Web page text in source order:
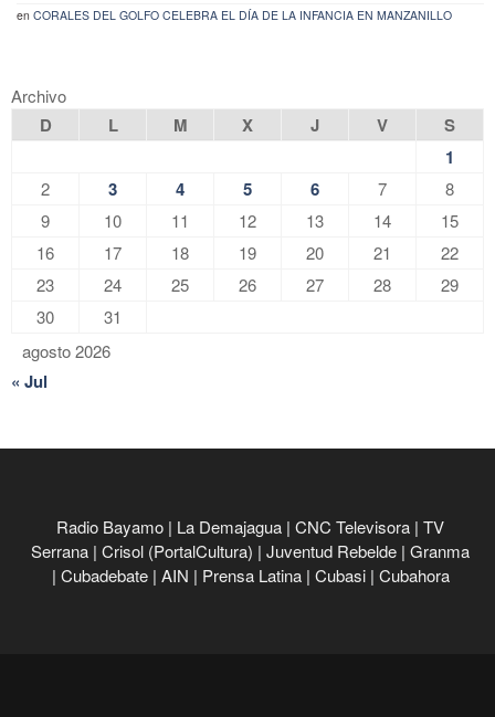
en CORALES DEL GOLFO CELEBRA EL DÍA DE LA INFANCIA EN MANZANILLO
Archivo
agosto 2026
D L M X J V
S
1
2 3 4 5 6 7
8
9
10 11 12 13 14
15
16
17 18 19 20 21
22
23
24 25 26 27 28
29
30
31
« Jul
Radio Bayamo | La Demajagua | CNC Televisora | TV
Serrana | Crisol (PortalCultura) | Juventud Rebelde | Granma
| Cubadebate | AIN | Prensa Latina | Cubasi | Cubahora